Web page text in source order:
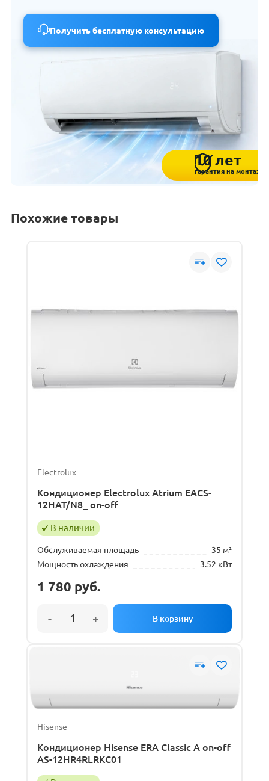
Получить бесплатную консультацию
10 лет
гарантия на монтаж
Похожие товары
Electrolux
Кондиционер Electrolux Atrium EACS-
12HAT/N8_ on-off
В наличии
Обслуживаемая площадь
35 м²
Мощность охлаждения
3.52 кВт
1 780 руб.
Hisense
Кондиционер Hisense ERA Classic A on-off
AS-12HR4RLRKC01